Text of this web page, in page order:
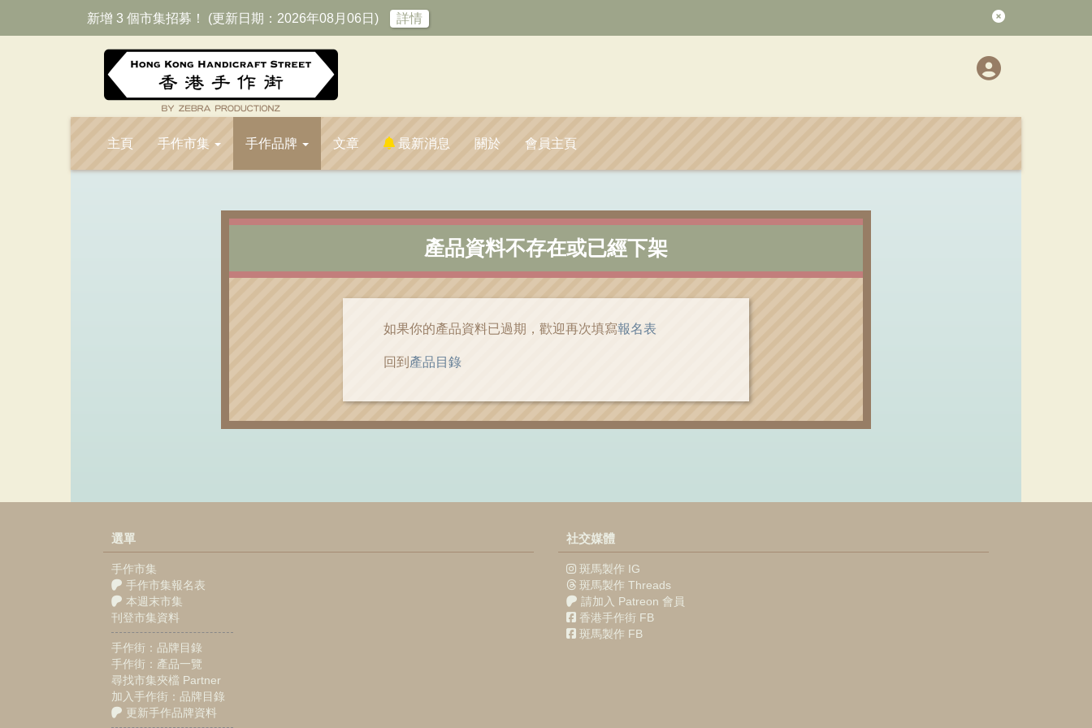
新增 3 個市集招募！ (更新日期：2026年08月06日) 詳情
主頁 手作市集 手作品牌 文章 最新消息 關於 會員主頁
產品資料不存在或已經下架
如果你的產品資料已過期，歡迎再次填寫報名表
回到 產品目錄
選單
手作市集
手作市集報名表
本週末市集
刊登市集資料
手作街：品牌目錄
手作街：產品一覽
尋找市集夾檔 Partner
加入手作街：品牌目錄
更新手作品牌資料
社交媒體
斑馬製作 IG
斑馬製作 Threads
請加入 Patreon 會員
香港手作街 FB
斑馬製作 FB